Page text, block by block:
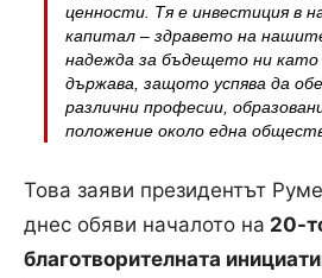
ценности. Тя е инвестиция в
капитал – здравето на
надежда за бъдещето ни
държава, защото успява да
различни професии,
положение около една
Това заяви президентът
днес обяви началото на 20-
благотворителната